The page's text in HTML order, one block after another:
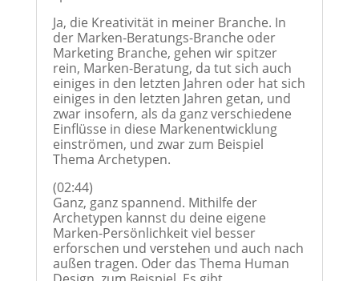
Ja, die Kreativität in meiner Branche. In
der Marken-Beratungs-Branche oder
Marketing Branche, gehen wir spitzer
rein, Marken-Beratung, da tut sich auch
einiges in den letzten Jahren oder hat sich
einiges in den letzten Jahren getan, und
zwar insofern, als da ganz verschiedene
Einflüsse in diese Markenentwicklung
einströmen, und zwar zum Beispiel
Thema Archetypen.
(02:44)
Ganz, ganz spannend. Mithilfe der
Archetypen kannst du deine eigene
Marken-Persönlichkeit viel besser
erforschen und verstehen und auch nach
außen tragen. Oder das Thema Human